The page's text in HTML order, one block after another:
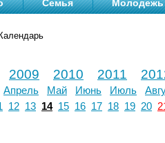
Семья Молодежь
Календарь
2009 2010 2011
Апрель Май Июнь Июль
12 13 14 15 16 17 18 19 20